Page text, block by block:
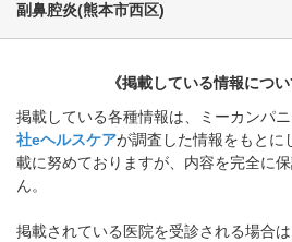
副鼻腔炎(熊本市西区)
《掲載している情報につ
掲載している各種情報は、ミーカンパ
社eヘルスケアが調査した情報をもとに
載に努めておりますが、内容を完全に
ん。
掲載されている医院を受診される場合